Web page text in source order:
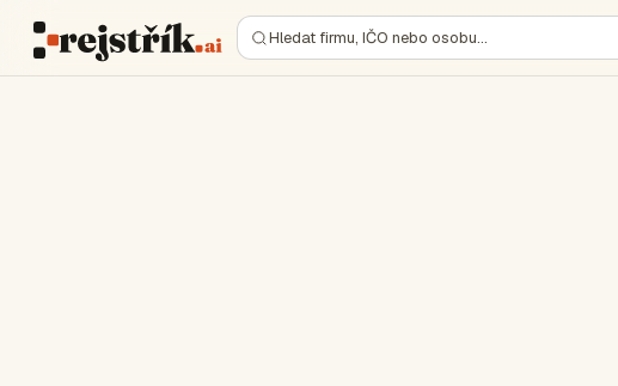
Hledat firmu, IČO nebo osobu…